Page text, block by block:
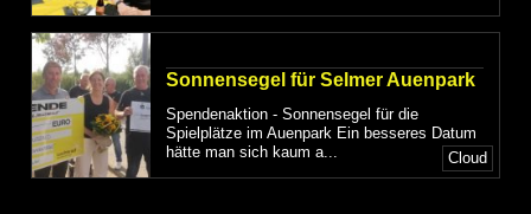
Sonnensegel für Selmer Auenpark
Spendenaktion - Sonnensegel für die
Spielplätze im Auenpark Ein besseres Datum
hätte man sich kaum a...
Cloud